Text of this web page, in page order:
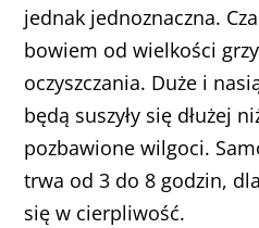
jednak jednoznaczna.
bowiem od wielkości
oczyszczania. Duże i
będą suszyły się dłużej
pozbawione wilgoci.
trwa od 3 do 8 godzin,
się w cierpliwość.